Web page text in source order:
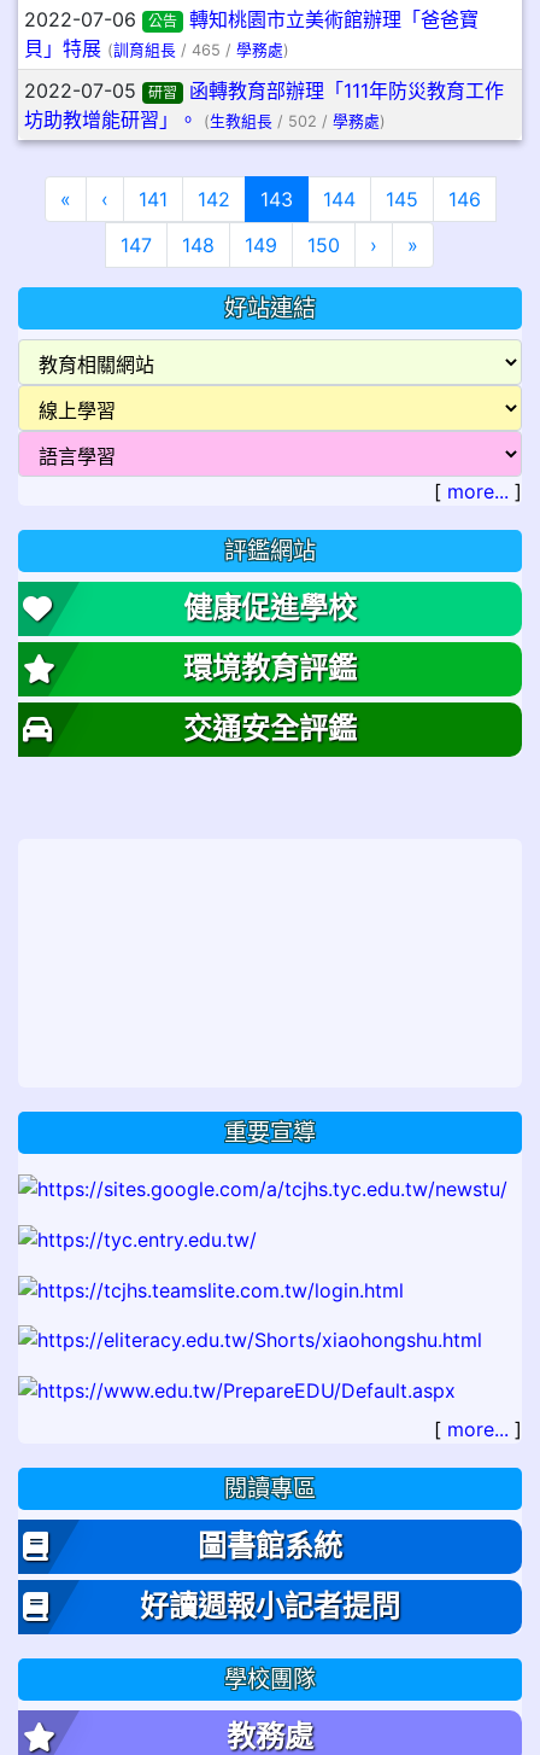
2022-07-06 公告
轉知桃園市立美術館辦理「爸爸寶
貝」特展 (訓育組長 / 465 / 學務處)
2022-07-05 研習
函轉教育部辦理「111年防災教育工作
坊助教增能研習」。
(生教組長 / 502 / 學務處)
« 第一頁
‹上一頁
141 142 143(目前頁次)
144 145
146
147
148 149 150 › 下一頁
»
好站連結
[ more... ]
評鑑網站
健康促進學校
環境教育評鑑
交通安全評鑑
重要宣導
[ more... ]
閱讀專區
圖書館系統
好讀週報小記者提問
學校團隊
教務處